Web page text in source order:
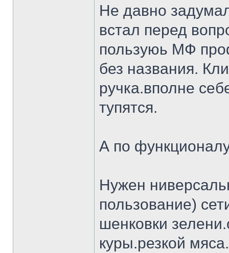
Не давно
встал перед
пользуюь МФ
без названия.
ручка.вполне
тупятся.
А по
Нужен
пользование)
шенковки
куры.резкой